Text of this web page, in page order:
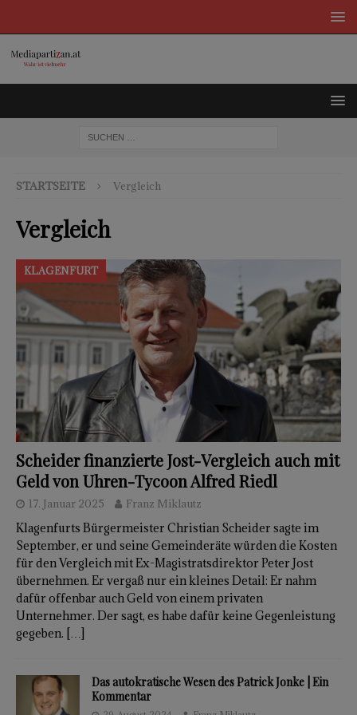
STARTSEITE Vergleich
Vergleich
KLAGENFURT
Scheider finanzierte Jost-Vergleich auch mit
Geld von Uhren-Tycoon Alfred Riedl
17. Januar 2025 Franz Miklautz
Klagenfurts Bürgermeister Christian Scheider sagte im
September, er und seine Gemeinderäte würden die Kosten
für den Vergleich mit Ex-Magistratsdirektor Peter Jost
übernehmen. Er vergaß nur ein kleines Detail: Er nahm
dafür offenbar auch Geld von einem privaten
Unternehmer. Der sagt, es habe dafür keine Gegenleistung
gegeben. […]
Das autokratische Wesen des Patrick Jonke | Ein
Kommentar